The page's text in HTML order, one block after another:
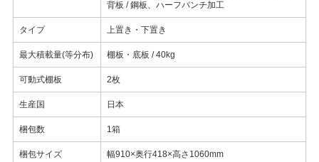
背板 / 鋼板、ハーフパンチ加工
タイプ 上置き・下置き
最大積載量(等分布) 棚板・底板 / 40kg
可動式棚板 2枚
生産国 日本
梱包数 1箱
梱包サイズ 幅910×奥行418×高さ1060mm